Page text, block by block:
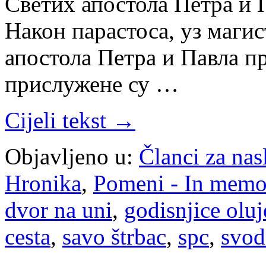
Након парастоса, уз
апостола Петра и Павла
прислужене су …
Cijeli tekst →
Objavljeno u: Članci za
Hronika, Pomeni - In
dvor na uni, godisnjice
cesta, savo štrbac, spc,